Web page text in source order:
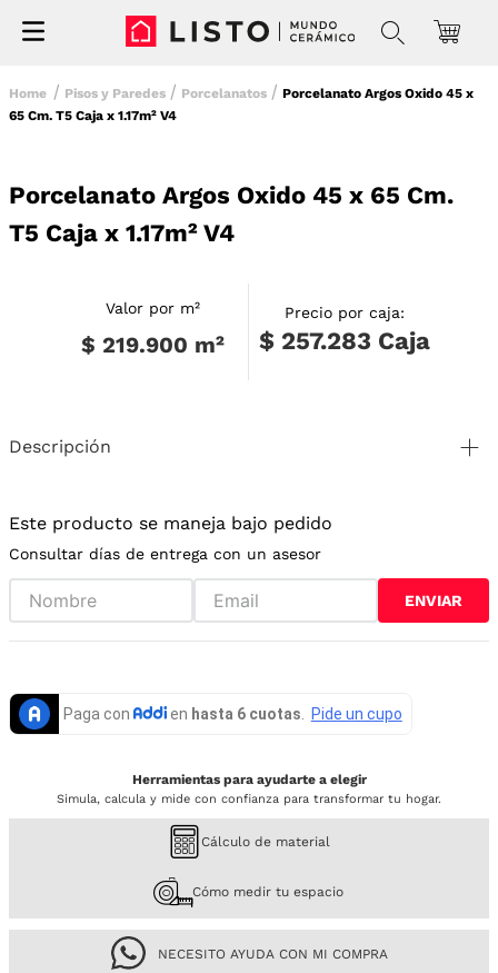
Pisos y Paredes Porcelanatos
Porcelanato Argos Oxido 45 x
65 Cm. T5 Caja x 1.17m² V4
Porcelanato Argos Oxido 45 x 65 Cm.
T5 Caja x 1.17m² V4
Valor por m²
$ 219.900 m²
Precio por caja:
$ 257.283 Caja
Descripción
Este producto se maneja bajo pedido
Consultar días de entrega con un asesor
ENVIAR
Herramientas para ayudarte a elegir
Simula, calcula y mide con confianza para transformar tu hogar.
Cálculo de material
Cómo medir tu espacio
NECESITO AYUDA CON MI COMPRA